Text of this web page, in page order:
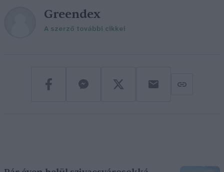
Greendex
A szerző további cikkei